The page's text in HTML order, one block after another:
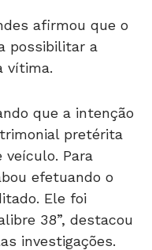
afirmou que o
possibilitar a
vítima.
que a intenção
pretérita
veículo. Para
efetuando o
Ele foi
38”, destacou
investigações.